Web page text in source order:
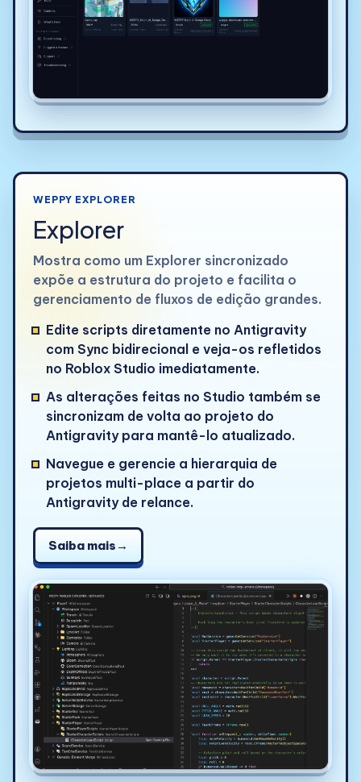
WEPPY EXPLORER
Explorer
Mostra como um Explorer sincronizado
expõe a estrutura do projeto e facilita o
gerenciamento de fluxos de edição grandes.
Edite scripts diretamente no Antigravity
com Sync bidirecional e veja-os refletidos
no Roblox Studio imediatamente.
As alterações feitas no Studio também se
sincronizam de volta ao projeto do
Antigravity para mantê-lo atualizado.
Navegue e gerencie a hierarquia de
projetos multi-place a partir do
Antigravity de relance.
Saiba mais →